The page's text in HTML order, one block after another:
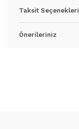
Taksit Seçenekleri
Önerileriniz